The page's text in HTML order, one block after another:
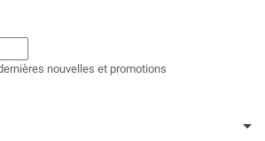
nouvelles et promotions